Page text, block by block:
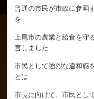
普通の市民が市政に参画
を
上尾市の農業と給食を守
言しました
市民として強烈な違和感
とは
市長に向けて、市民とし